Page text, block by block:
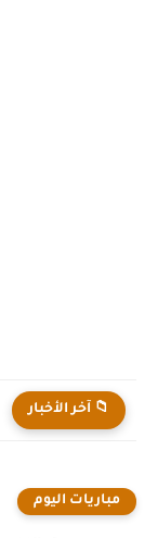
📁 آخر الأخبار
مباريات اليوم